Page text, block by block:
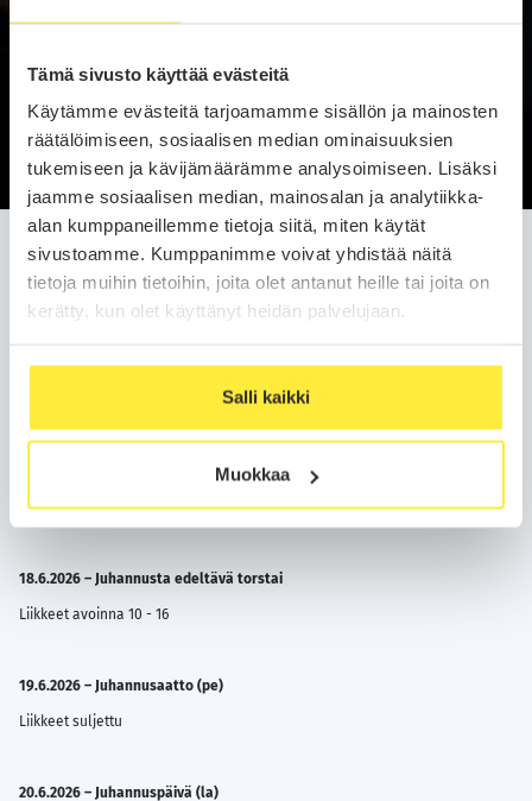
Tämä sivusto käyttää evästeitä
Käytämme evästeitä tarjoamamme sisällön ja mainosten
räätälöimiseen, sosiaalisen median ominaisuuksien
tukemiseen ja kävijämäärämme analysoimiseen. Lisäksi
jaamme sosiaalisen median, mainosalan ja analytiikka-
alan kumppaneillemme tietoja siitä, miten käytät
sivustoamme. Kumppanimme voivat yhdistää näitä
tietoja muihin tietoihin, joita olet antanut heille tai joita on
kerätty, kun olet käyttänyt heidän palvelujaan.
Salli kaikki
Muokkaa
Tältä sivulta löydät Bilar99 tulevat poikkeavat aukioloajat. Etsitkö
normaaleja aukioloaikojamme taikka yhteystietoja?Katso toimipisteiden
yhteystiedot tästä.
Palvelemme sinua seuraavin
poikkeavin aukioloajoin:
18.6.2026 – Juhannusta edeltävä torstai
Liikkeet avoinna 10 - 16
19.6.2026 – Juhannusaatto (pe)
Liikkeet suljettu
20.6.2026 – Juhannuspäivä (la)